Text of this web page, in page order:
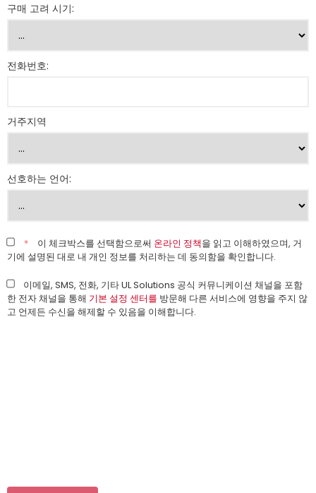
구매 고려 시기:
전화번호:
거주지역
선호하는 언어:
* 이 체크박스를 선택함으로써 온라인 정책을 읽고 이해하였으며, 거
기에 설명된 대로 내 개인 정보를 처리하는 데 동의함을 확인합니다.
이메일, SMS, 전화, 기타 UL Solutions 공식 커뮤니케이션 채널을 포함
한 전자 채널을 통해 기본 설정 센터를 방문해 다른 서비스에 영향을 주지 않
고 언제든 수신을 해제할 수 있음을 이해합니다.